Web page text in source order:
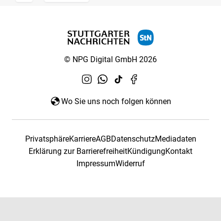
© NPG Digital GmbH 2026
Wo Sie uns noch folgen können
PrivatsphäreKarriereAGBDatenschutzMediadaten
Erklärung zur BarrierefreiheitKündigungKontakt
ImpressumWiderruf